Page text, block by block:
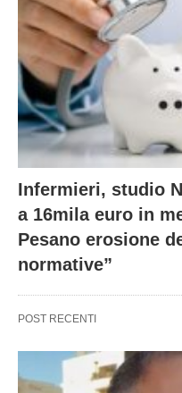
Infermieri, studio
a 16mila euro in
Pesano erosione
normative”
POST RECENTI